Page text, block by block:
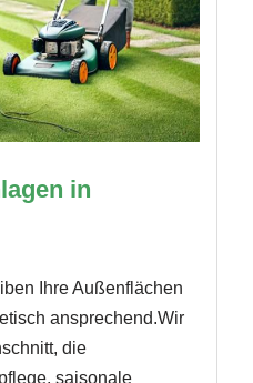
in
Ihre Außenflächen
ansprechend.Wir
die
saisonale